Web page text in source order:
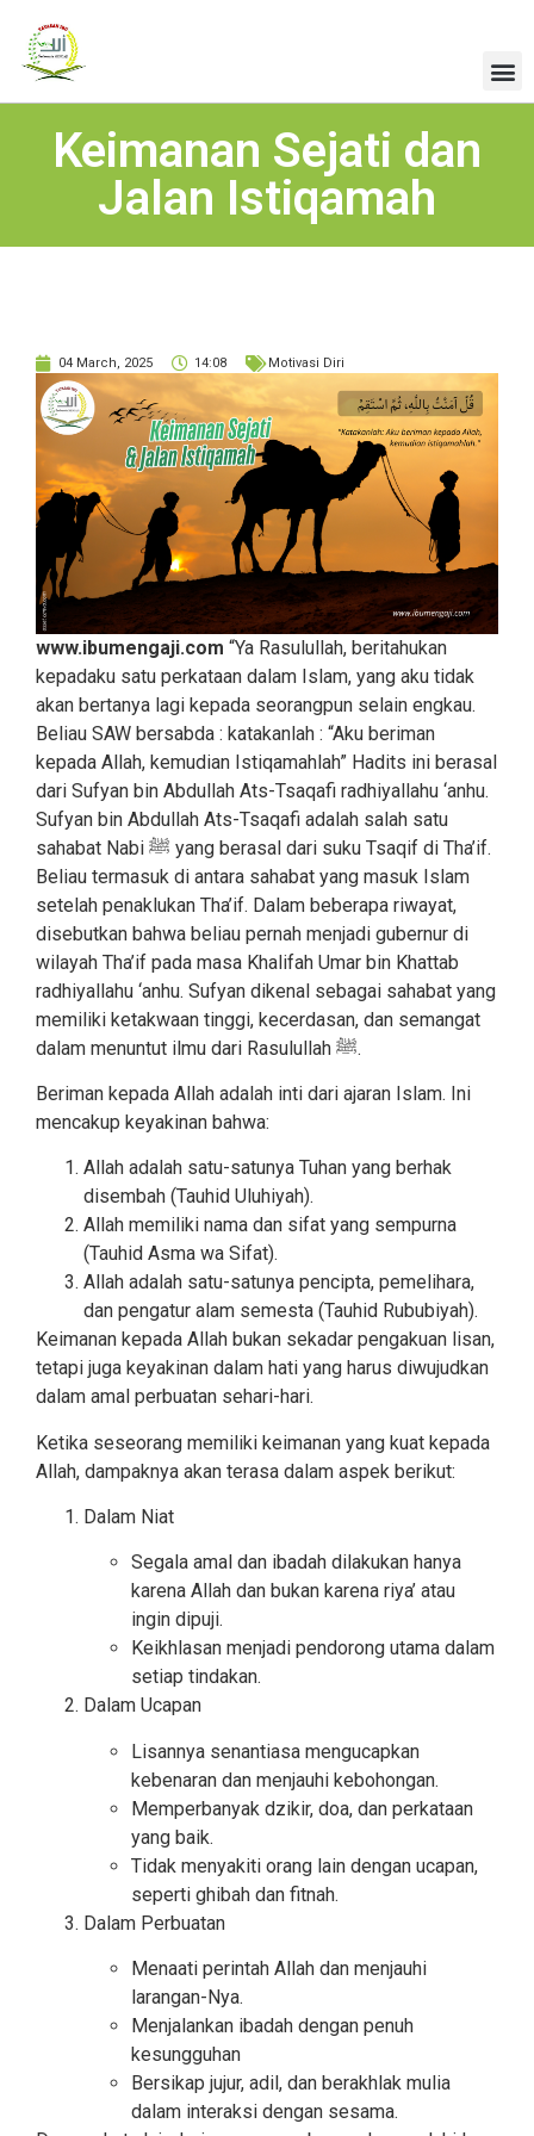
Keimanan Sejati dan
Jalan Istiqamah
04 March, 2025 14:08 Motivasi Diri
www.ibumengaji.com “Ya Rasulullah, beritahukan
kepadaku satu perkataan dalam Islam, yang aku tidak
akan bertanya lagi kepada seorangpun selain engkau.
Beliau SAW bersabda : katakanlah : “Aku beriman
kepada Allah, kemudian Istiqamahlah” Hadits ini berasal
dari Sufyan bin Abdullah Ats-Tsaqafi radhiyallahu ‘anhu.
Sufyan bin Abdullah Ats-Tsaqafi adalah salah satu
sahabat Nabi ﷺ yang berasal dari suku Tsaqif di Tha’if.
Beliau termasuk di antara sahabat yang masuk Islam
setelah penaklukan Tha’if. Dalam beberapa riwayat,
disebutkan bahwa beliau pernah menjadi gubernur di
wilayah Tha’if pada masa Khalifah Umar bin Khattab
radhiyallahu ‘anhu. Sufyan dikenal sebagai sahabat yang
memiliki ketakwaan tinggi, kecerdasan, dan semangat
dalam menuntut ilmu dari Rasulullah ﷺ.
Beriman kepada Allah adalah inti dari ajaran Islam. Ini
mencakup keyakinan bahwa:
Allah adalah satu-satunya Tuhan yang berhak
disembah (Tauhid Uluhiyah).
Allah memiliki nama dan sifat yang sempurna
(Tauhid Asma wa Sifat).
Allah adalah satu-satunya pencipta, pemelihara,
dan pengatur alam semesta (Tauhid Rububiyah).
Keimanan kepada Allah bukan sekadar pengakuan lisan,
tetapi juga keyakinan dalam hati yang harus diwujudkan
dalam amal perbuatan sehari-hari.
Ketika seseorang memiliki keimanan yang kuat kepada
Allah, dampaknya akan terasa dalam aspek berikut:
Dalam Niat
Segala amal dan ibadah dilakukan hanya
karena Allah dan bukan karena riya’ atau
ingin dipuji.
Keikhlasan menjadi pendorong utama dalam
setiap tindakan.
Dalam Ucapan
Lisannya senantiasa mengucapkan
kebenaran dan menjauhi kebohongan.
Memperbanyak dzikir, doa, dan perkataan
yang baik.
Tidak menyakiti orang lain dengan ucapan,
seperti ghibah dan fitnah.
Dalam Perbuatan
Menaati perintah Allah dan menjauhi
larangan-Nya.
Menjalankan ibadah dengan penuh
kesungguhan
Bersikap jujur, adil, dan berakhlak mulia
dalam interaksi dengan sesama.